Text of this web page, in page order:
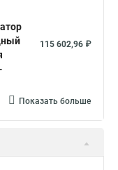
ds 2cd1148 i b
ds
ds 2ce16d8t
115 602,96 ₽
Показать больше